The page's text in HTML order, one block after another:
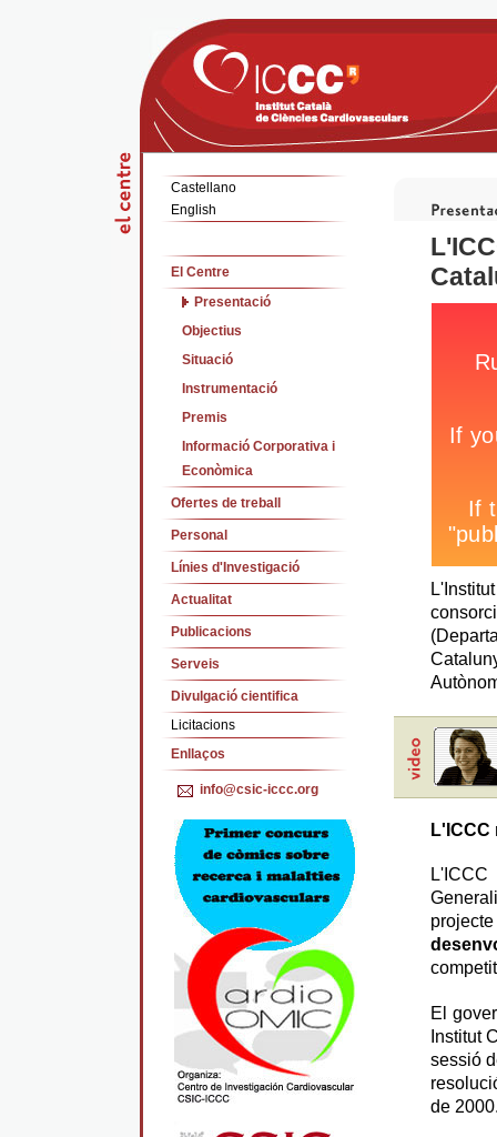
Castellano
English
El Centre
Presentació
Objectius
Situació
Instrumentació
Premis
Informació Corporativa i
Econòmica
Ofertes de treball
Personal
Línies d'Investigació
Actualitat
Publicacions
Serveis
Divulgació cientifica
Licitacions
Enllaços
info@csic-iccc.org
El
Institut
sessió
de